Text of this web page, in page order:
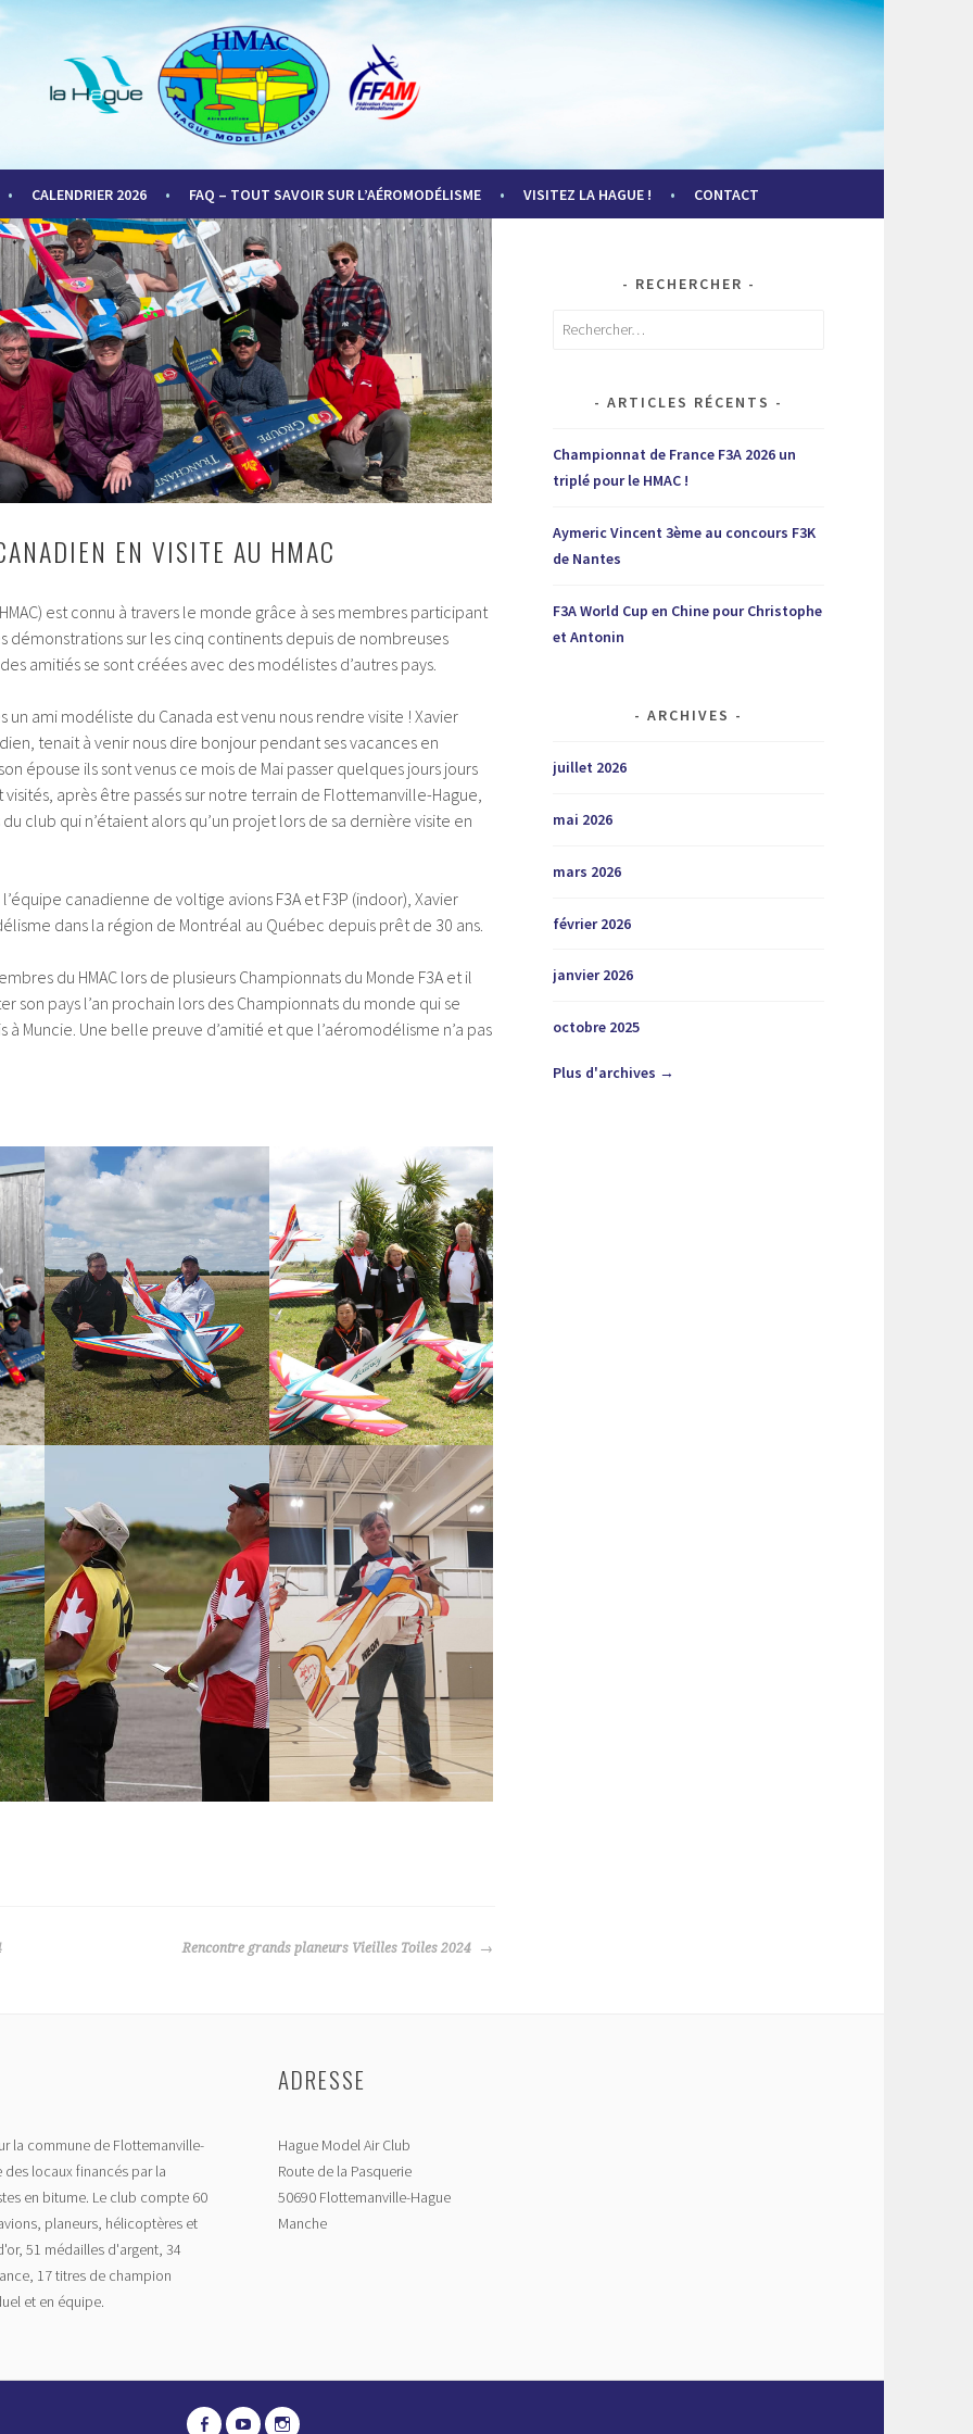
CALENDRIER 2026 FAQ – TOUT SAVOIR SUR L’AÉROMODÉLISME VISITEZ LA HAGUE ! CONTACT
EN VISITE AU HMAC
est connu à travers le monde grâce à ses membres participant
démonstrations sur les cinq continents depuis de nombreuses
amitiés se sont créées avec des modélistes d’autres pays.
un ami modéliste du Canada est venu nous rendre visite ! Xavier
tenait à venir nous dire bonjour pendant ses vacances en
épouse ils sont venus ce mois de Mai passer quelques jours jours
visités, après être passés sur notre terrain de Flottemanville-Hague,
club qui n’étaient alors qu’un projet lors de sa dernière visite en
canadienne de voltige avions F3A et F3P (indoor), Xavier
dans la région de Montréal au Québec depuis prêt de 30 ans.
du HMAC lors de plusieurs Championnats du Monde F3A et il
son pays l’an prochain lors des Championnats du monde qui se
à Muncie. Une belle preuve d’amitié et que l’aéromodélisme n’a pas
Rencontre grands planeurs Vieilles Toiles 2024
RECHERCHER
Rechercher :
ARTICLES RÉCENTS
Championnat de France F3A 2026 un
triplé pour le HMAC !
Aymeric Vincent 3ème au concours F3K
de Nantes
F3A World Cup en Chine pour Christophe
et Antonin
ARCHIVES
juillet 2026
mai 2026
mars 2026
février 2026
janvier 2026
octobre 2025
Plus d'archives →
la commune de Flottemanville-
locaux financés par la
en bitume. Le club compte 60
planeurs, hélicoptères et
51 médailles d'argent, 34
17 titres de champion
et en équipe.
ADRESSE
Hague Model Air Club
Route de la Pasquerie
50690 Flottemanville-Hague
Manche